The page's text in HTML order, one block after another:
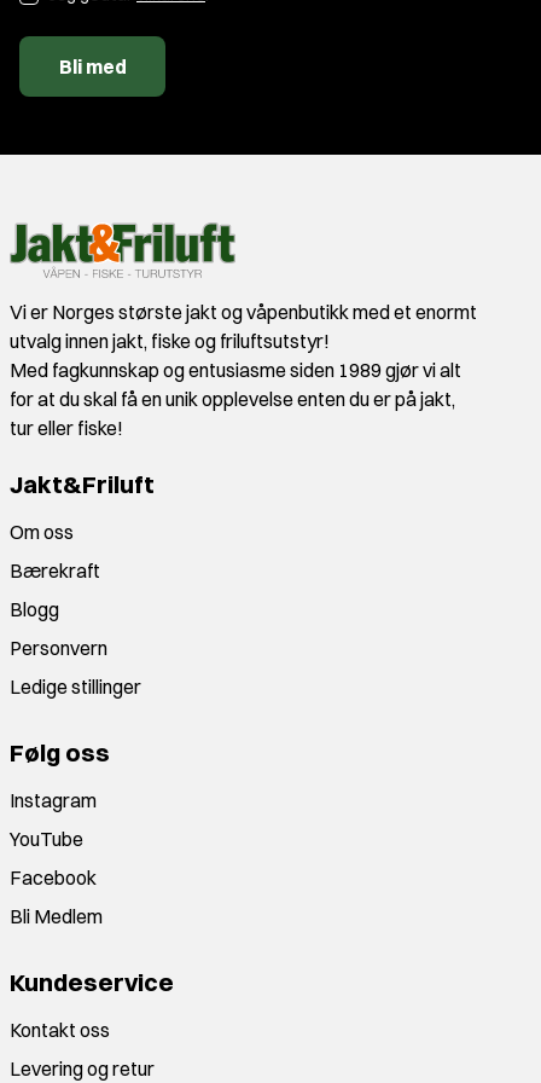
Bli med
Vi er Norges største jakt og våpenbutikk med et enormt
utvalg innen jakt, fiske og friluftsutstyr!
Med fagkunnskap og entusiasme siden 1989 gjør vi alt
for at du skal få en unik opplevelse enten du er på jakt,
tur eller fiske!
Jakt&Friluft
Om oss
Bærekraft
Blogg
Personvern
Ledige stillinger
Følg oss
Instagram
YouTube
Facebook
Bli Medlem
Kundeservice
Kontakt oss
Levering og retur